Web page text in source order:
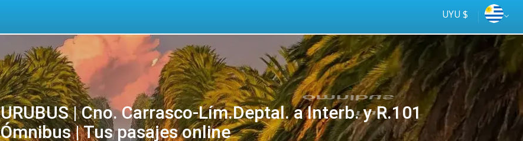
UYU $
URUBUS | Cno. Carrasco-Lím.Deptal. a Interb. y R.101
Ómnibus | Tus pasajes online